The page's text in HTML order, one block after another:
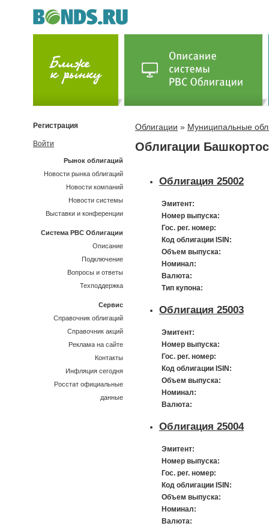
Облигации » Муниципальные
Облигации
Облигация 25002
Эмитент:
Номер выпуска:
Гос. рег. номер:
Код облигации ISIN:
Объем выпуска:
Номинал:
Валюта:
Тип купона:
Облигация 25003
Эмитент:
Номер выпуска:
Гос. рег. номер:
Код облигации ISIN:
Объем выпуска:
Номинал:
Валюта:
Облигация 25004
Эмитент:
Номер выпуска:
Гос. рег. номер:
Код облигации ISIN:
Объем выпуска:
Номинал:
Валюта:
Регистрация
Войти
Рынок облигаций
Новости рынка облигаций
Новости компаний
Новости системы
Выставки и конференции
Система РВС Облигации
Описание
Подключение
Вопросы и ответы
Техподдержка
Сервис
Справочник облигаций
Справочник акций
Реклама на сайте
Контакты
Инфляция сегодня
Росстат официальные
данные